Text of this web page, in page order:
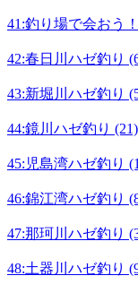
41:釣り場で会おう
42:春日川ハゼ釣り
43:新堀川ハゼ釣り
44:鏡川ハゼ釣り (21)
45:児島湾ハゼ釣り
46:錦江湾ハゼ釣り
47:那珂川ハゼ釣り
48:土器川ハゼ釣り